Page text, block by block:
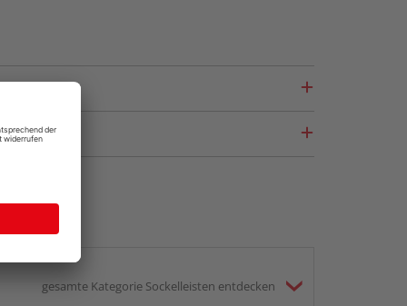
gesamte Kategorie Sockelleisten entdecken